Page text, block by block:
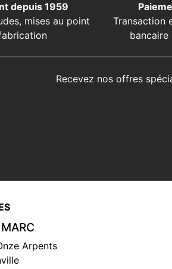
depuis 1959
mises au point
Transaction
bancaire
Recevez nos offres
Arpents